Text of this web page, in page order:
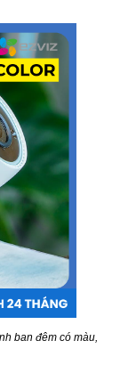
ban đêm có màu,